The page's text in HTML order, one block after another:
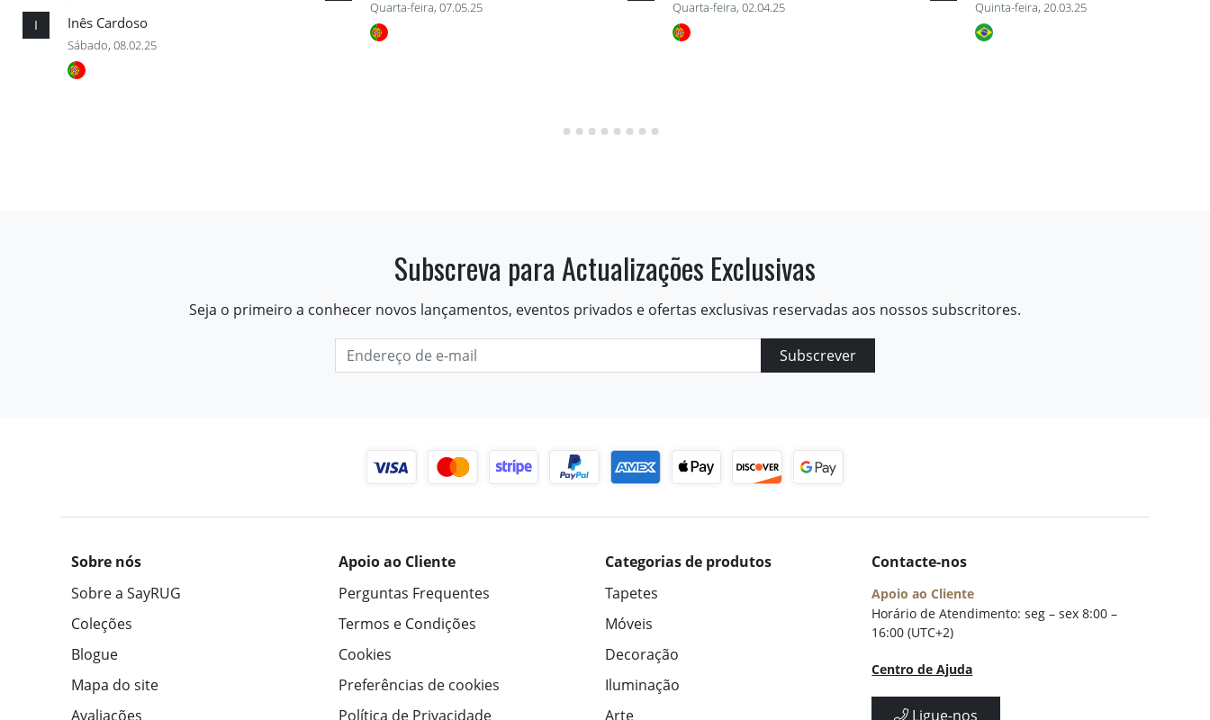
I Inês Cardoso
Sábado, 08.02.25
Quarta-feira, 07.05.25 Quarta-feira, 02.04.25 Quinta-feira, 20.03.25
Subscreva para Actualizações Exclusivas
Seja o primeiro a conhecer novos lançamentos, eventos privados e ofertas exclusivas reservadas aos nossos subscritores.
Subscrever
Sobre nós
Sobre a SayRUG
Coleções
Blogue
Mapa do site
Avaliações
Apoio ao Cliente
Perguntas Frequentes
Termos e Condições
Cookies
Preferências de cookies
Política de Privacidade
Categorias de produtos
Tapetes
Móveis
Decoração
Iluminação
Arte
Contacte-nos
Apoio ao Cliente
Horário de Atendimento: seg – sex 8:00 –
16:00 (UTC+2)
Centro de Ajuda
Ligue-nos